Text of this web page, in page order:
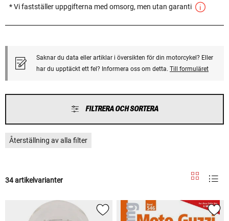
* Vi fastställer uppgifterna med omsorg, men utan garanti
Saknar du data eller artiklar i översikten för din motorcykel? Eller
har du upptäckt ett fel? Informera oss om detta. Till formuläret
FILTRERA OCH SORTERA
Återställning av alla filter
34 artikelvarianter